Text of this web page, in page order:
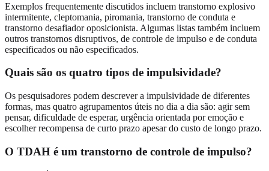
Exemplos frequentemente discutidos incluem transtorno explosivo
intermitente, cleptomania, piromania, transtorno de conduta e
transtorno desafiador oposicionista. Algumas listas também incluem
outros transtornos disruptivos, de controle de impulso e de conduta
especificados ou não especificados.
Quais são os quatro tipos de impulsividade?
Os pesquisadores podem descrever a impulsividade de diferentes
formas, mas quatro agrupamentos úteis no dia a dia são: agir sem
pensar, dificuldade de esperar, urgência orientada por emoção e
escolher recompensa de curto prazo apesar do custo de longo prazo.
O TDAH é um transtorno de controle de impulso?